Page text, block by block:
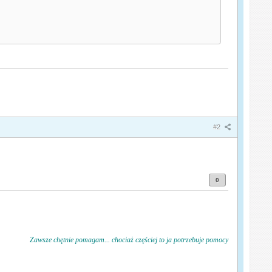
#2
0
Zawsze chętnie pomagam... chociaż częściej to ja potrzebuje pomocy